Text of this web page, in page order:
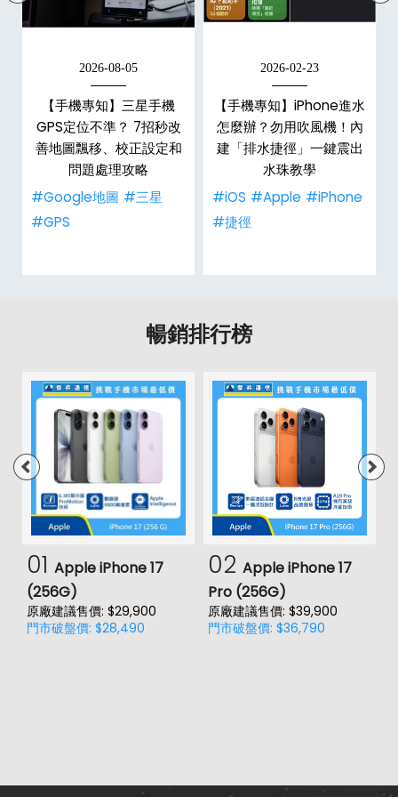
2026-08-05
【手機專知】三星手機
GPS定位不準？ 7招秒改
善地圖飄移、校正設定和
問題處理攻略
#Google地圖 #三星
#GPS
2026-02-23
【手機專知】iPhone進水
怎麼辦？勿用吹風機！內
建「排水捷徑」一鍵震出
水珠教學
#iOS #Apple #iPhone
#捷徑
暢銷排行榜
01 Apple iPhone 17
(256G)
原廠建議售價: $29,900
門市破盤價: $28,490
02 Apple iPhone 17
Pro (256G)
原廠建議售價: $39,900
門市破盤價: $36,790